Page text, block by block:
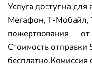
Услуга доступна
Мегафон, Т-Мобайл,
пожертвования — от
Стоимость отправки
бесплатно.Комиссия